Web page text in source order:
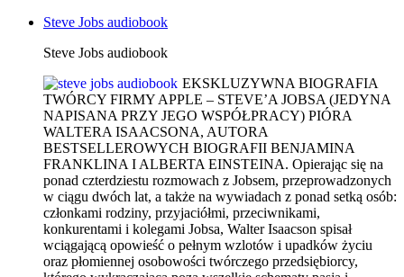
Steve Jobs audiobook
Steve Jobs audiobook
EKSKLUZYWNA BIOGRAFIA
TWÓRCY FIRMY APPLE – STEVE’A JOBSA (JEDYNA
NAPISANA PRZY JEGO WSPÓŁPRACY) PIÓRA
WALTERA ISAACSONA, AUTORA
BESTSELLEROWYCH BIOGRAFII BENJAMINA
FRANKLINA I ALBERTA EINSTEINA. Opierając się na
ponad czterdziestu rozmowach z Jobsem, przeprowadzonych
w ciągu dwóch lat, a także na wywiadach z ponad setką osób:
członkami rodziny, przyjaciółmi, przeciwnikami,
konkurentami i kolegami Jobsa, Walter Isaacson spisał
wciągającą opowieść o pełnym wzlotów i upadków życiu
oraz płomiennej osobowości twórczego przedsiębiorcy,